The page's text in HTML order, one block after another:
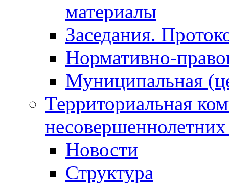
материалы
Заседания.
Нормативно-
Муниципальная
Территориальная
Новости
Структура